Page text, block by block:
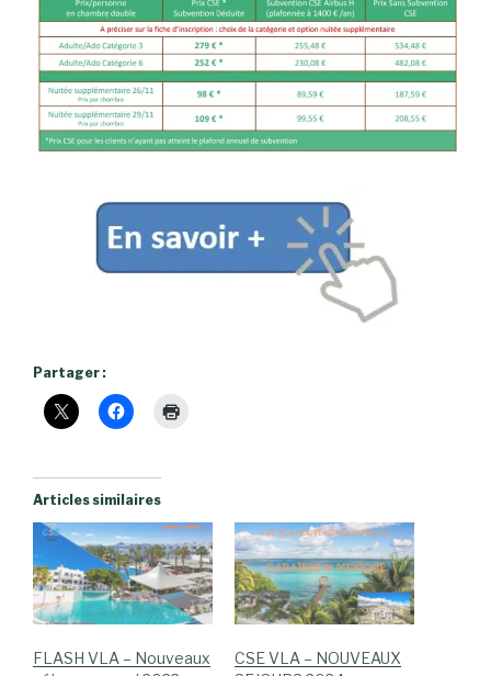
Partager :
Articles similaires
FLASH VLA – Nouveaux
CSE VLA – NOUVEAUX